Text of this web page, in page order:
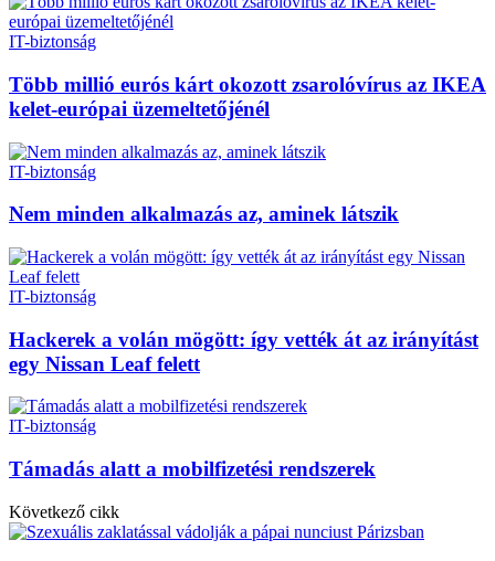
IT-biztonság
Több millió eurós kárt okozott zsarolóvírus az IKEA
kelet-európai üzemeltetőjénél
IT-biztonság
Nem minden alkalmazás az, aminek látszik
IT-biztonság
Hackerek a volán mögött: így vették át az irányítást
egy Nissan Leaf felett
IT-biztonság
Támadás alatt a mobilfizetési rendszerek
Következő cikk